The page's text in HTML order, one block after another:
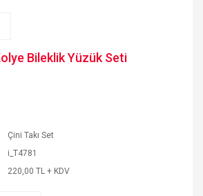
Bileklik Yüzük Seti
Çini Takı Set
i_T4781
220,00 TL + KDV